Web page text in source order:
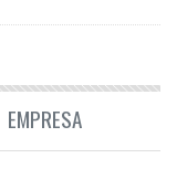
EMPRESA